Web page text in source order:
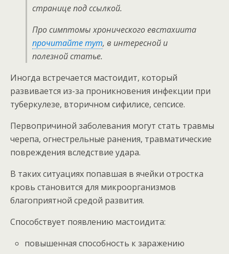
странице под ссылкой.
Про симптомы хронического евстахиита
прочитайте тут, в интересной и
полезной статье.
Иногда встречается мастоидит, который
развивается из-за проникновения инфекции при
туберкулезе, вторичном сифилисе, сепсисе.
Первопричиной заболевания могут стать травмы
черепа, огнестрельные ранения, травматические
повреждения вследствие удара.
В таких ситуациях попавшая в ячейки отростка
кровь становится для микроорганизмов
благоприятной средой развития.
Способствует появлению мастоидита:
повышенная способность к заражению